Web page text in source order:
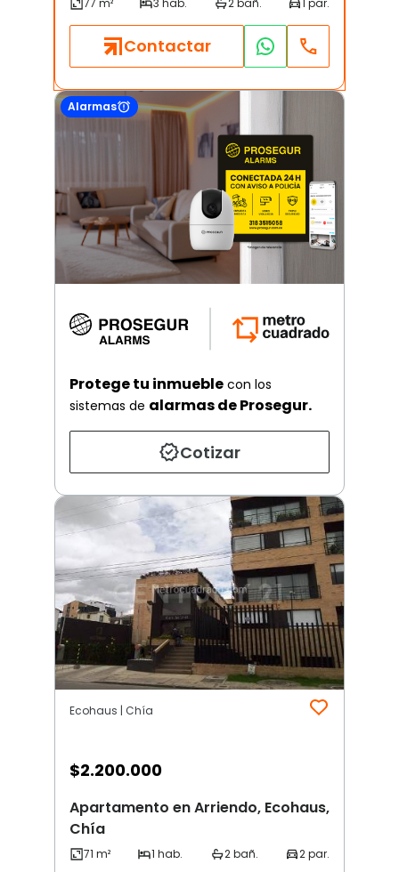
Contactar
Alarmas
Protege tu inmueble con los
sistemas de alarmas de Prosegur.
Cotizar
Ecohaus | Chía
$2.200.000
Apartamento en Arriendo, Ecohaus,
Chía